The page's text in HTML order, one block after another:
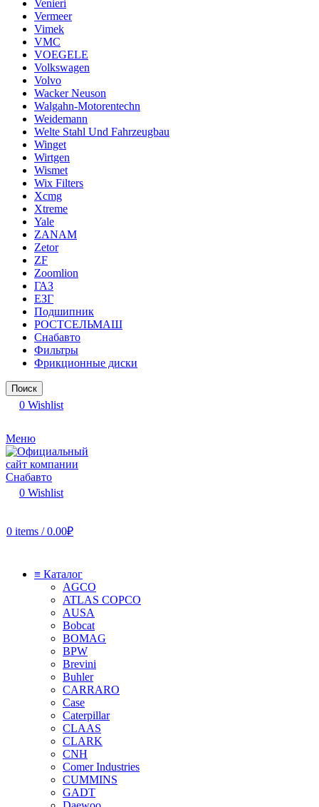
Venieri
Vermeer
Vimek
VMC
VOEGELE
Volkswagen
Volvo
Wacker Neuson
Walgahn-Motorentechn
Weidemann
Welte Stahl Und Fahrzeugbau
Winget
Wirtgen
Wismet
Wix Filters
Xcmg
Xtreme
Yale
ZANAM
Zetor
ZF
Zoomlion
ГАЗ
ЕЗГ
Подшипник
РОСТСЕЛЬМАШ
Снабавто
Фильтры
Фрикционные диски
Поиск
0 Wishlist
Меню
0 Wishlist
0 items / 0.00₽
≡ Каталог
AGCO
ATLAS COPCO
AUSA
Bobcat
BOMAG
BPW
Brevini
Buhler
CARRARO
Case
Caterpillar
CLAAS
CLARK
CNH
Comer Industries
CUMMINS
GADT